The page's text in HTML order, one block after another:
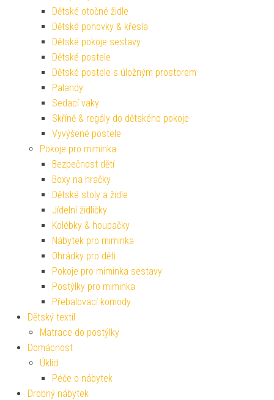
Dětské otočné židle
Dětské pohovky & křesla
Dětské pokoje sestavy
Dětské postele
Dětské postele s úložným prostorem
Palandy
Sedací vaky
Skříně & regály do dětského pokoje
Vyvýšené postele
Pokoje pro miminka
Bezpečnost dětí
Boxy na hračky
Dětské stoly a židle
Jídelní židličky
Kolébky & houpačky
Nábytek pro miminka
Ohrádky pro děti
Pokoje pro miminka sestavy
Postýlky pro miminka
Přebalovací komody
Dětský textil
Matrace do postýlky
Domácnost
Úklid
Péče o nábytek
Drobný nábytek